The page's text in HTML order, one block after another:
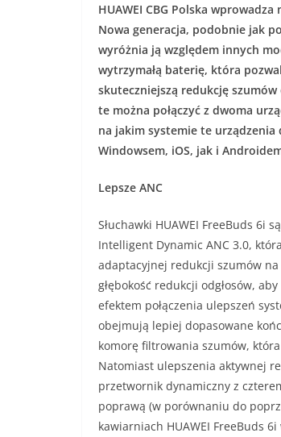
HUAWEI CBG Polska
Nowa generacja, podobnie jak
wyróżnia ją względem innych
wytrzymałą baterię, która
skuteczniejszą redukcję
te można połączyć z dwoma
na jakim systemie te urządzenia
Windowsem, iOS, jak i
Lepsze ANC
Słuchawki HUAWEI FreeBuds 6i
Intelligent Dynamic ANC 3.0,
adaptacyjnej redukcji szumów
głębokość redukcji odgłosów,
efektem połączenia ulepszeń
obejmują lepiej dopasowane
komorę filtrowania szumów,
Natomiast ulepszenia aktywnej
przetwornik dynamiczny z
poprawą (w porównaniu do
kawiarniach HUAWEI FreeBuds